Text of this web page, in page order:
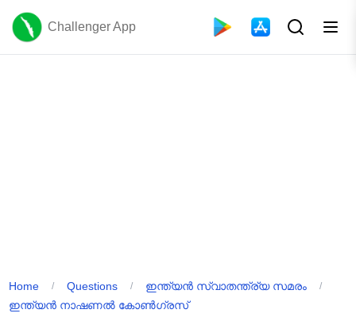
Challenger App
Home / Questions / ഇന്ത്യൻ സ്വാതന്ത്ര്യ സമരം /
ഇന്ത്യൻ നാഷണൽ കോൺഗ്രസ്